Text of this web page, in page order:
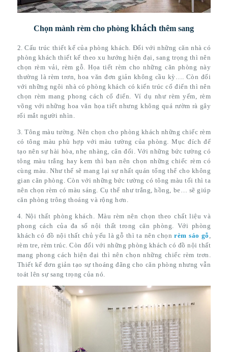
Chọn mành rèm cho phòngkhách thêm sang
2. Cấu trúc thiết kế của phòng khách. Đối với những căn nhà có
phòng khách thiết kế theo xu hướng hiện đại, sang trọng thì nên
chọn rèm vải, rèm gỗ. Họa tiết rèm cho những căn phòng này
thường là rèm trơn, hoa văn đơn giản không cầu kỳ…. Còn đối
với những ngôi nhà có phòng khách có kiến trúc cổ điển thì nên
chọn rèm mang phong cách cổ điển. Ví dụ như rèm yếm, rèm
võng với những hoa văn họa tiết nhưng không quá rườm rà gây
rối mắt người nhìn.
3. Tông màu tường. Nên chọn cho phòng khách những chiếc rèm
có tông màu phù hợp với màu tường của phòng. Mục đích để
tạo nên sự hài hòa, nhẹ nhàng, cân đối. Với những bức tường có
tông màu trắng hay kem thì bạn nên chọn những chiếc rèm có
cùng màu. Như thế sẽ mang lại sự nhất quán tổng thể cho không
gian căn phòng. Còn với những bức tường có tông màu tối thì ta
nên chọn rèm có màu sáng. Cụ thể như trắng, hồng, be… sẽ giúp
căn phòng trông thoáng và rộng hơn.
4. Nội thất phòng khách. Màu rèm nên chọn theo chất liệu và
phong cách của đa số nội thất trong căn phòng. Với phòng
khách có đồ nội thất chủ yếu là gỗ thì ta nên chọnrèm sáo gỗ ,
rèm tre, rèm trúc. Còn đối với những phòng khách có đồ nội thất
mang phong cách hiện đại thì nên chọn những chiếc rèm trơn.
Thiết kế đơn giản tạo sự thoáng đãng cho căn phòng nhưng vẫn
toát lên sự sang trọng của nó.